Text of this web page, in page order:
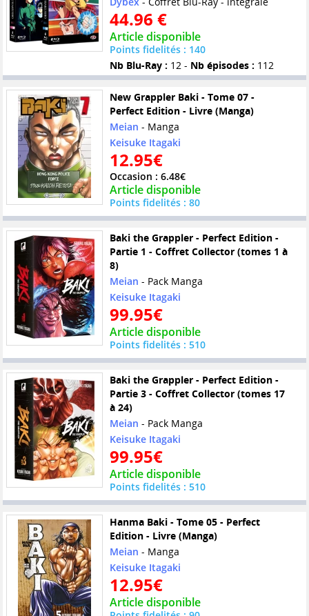
44.96 €
Article disponible
Points fidelités : 140
Nb Blu-Ray : 12 - Nb épisodes : 112
New Grappler Baki - Tome 07 -
Perfect Edition - Livre (Manga)
Meian - Manga
Keisuke Itagaki
12.95€
Occasion : 6.48€
Article disponible
Points fidelités : 80
Baki the Grappler - Perfect Edition -
Partie 1 - Coffret Collector (tomes 1 à
8)
Meian - Pack Manga
Keisuke Itagaki
99.95€
Article disponible
Points fidelités : 510
Baki the Grappler - Perfect Edition -
Partie 3 - Coffret Collector (tomes 17
à 24)
Meian - Pack Manga
Keisuke Itagaki
99.95€
Article disponible
Points fidelités : 510
Hanma Baki - Tome 05 - Perfect
Edition - Livre (Manga)
Meian - Manga
Keisuke Itagaki
12.95€
Article disponible